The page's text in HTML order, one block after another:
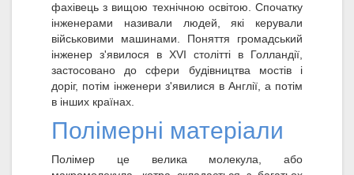
фахівець з вищою технічною освітою. Спочатку
інженерами називали людей, які керували
військовими машинами. Поняття громадський
інженер з'явилося в XVI столітті в Голландії,
застосовано до сфери будівництва мостів і
доріг, потім інженери з'явилися в Англії, а потім
в інших країнах.
Полімерні матеріали
Полімер це велика молекула, або